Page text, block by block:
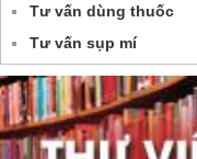
Tư vấn dùng thuốc
Tư vấn sụp mí